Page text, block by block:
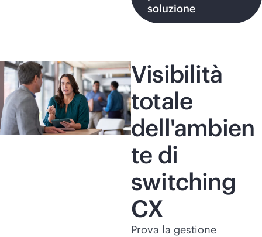
soluzione
Visibilità
totale
dell'ambien
te di
switching
CX
Prova la gestione